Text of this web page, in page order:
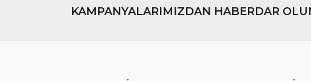
KAMPANYALARIMIZDAN HABERDAR